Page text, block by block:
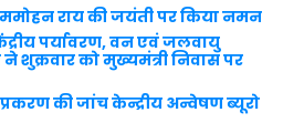
राय की जयंती पर किया नमन
पर्यावरण, वन एवं जलवायु
ने शुक्रवार को मुख्यमंत्री निवास पर
प्रकरण की जांच केन्द्रीय अन्वेषण ब्यूरो